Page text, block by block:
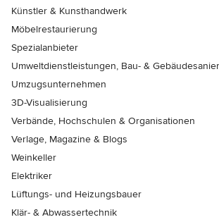
Künstler & Kunsthandwerk
Möbelrestaurierung
Spezialanbieter
Umweltdienstleistungen, Bau- &
Umzugsunternehmen
3D-Visualisierung
Verbände, Hochschulen & Organisationen
Verlage, Magazine & Blogs
Weinkeller
Elektriker
Lüftungs- und Heizungsbauer
Klär- & Abwassertechnik